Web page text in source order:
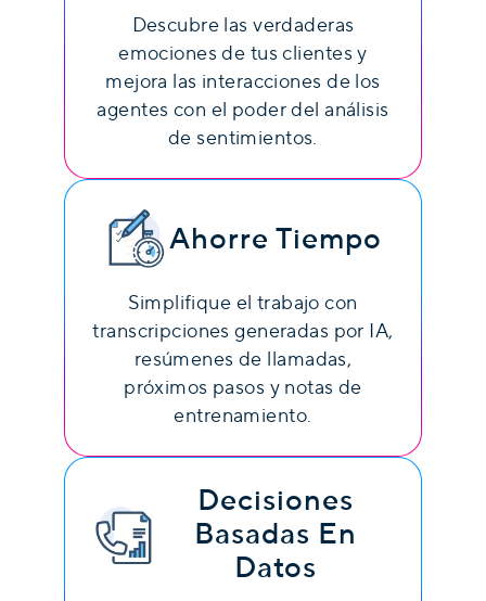
Descubre las verdaderas
emociones de tus clientes y
mejora las interacciones de los
agentes con el poder del análisis
de sentimientos.
Ahorre Tiempo
Simplifique el trabajo con
transcripciones generadas por IA,
resúmenes de llamadas,
próximos pasos y notas de
entrenamiento.
Decisiones
Basadas En
Datos